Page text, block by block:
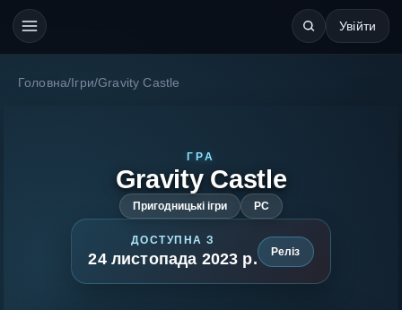
Увійти
Головна/ Ігри/Gravity Castle
ГРА
Gravity Castle
Пригодницькі ігри PC
ДОСТУПНА З
24 листопада 2023 р. Реліз